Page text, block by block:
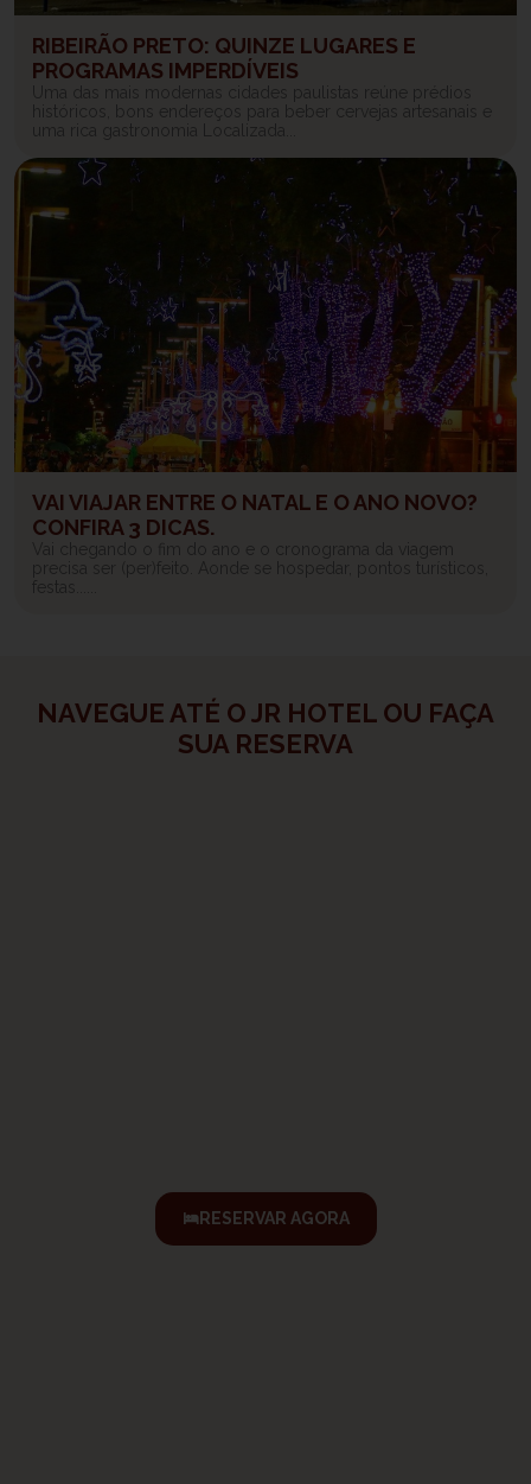
RIBEIRÃO PRETO: QUINZE LUGARES E
PROGRAMAS IMPERDÍVEIS
Uma das mais modernas cidades paulistas reúne prédios
históricos, bons endereços para beber cervejas artesanais e
uma rica gastronomia Localizada...
VAI VIAJAR ENTRE O NATAL E O ANO NOVO?
CONFIRA 3 DICAS.
Vai chegando o fim do ano e o cronograma da viagem
precisa ser (per)feito. Aonde se hospedar, pontos turísticos,
festas......
NAVEGUE ATÉ O JR HOTEL OU FAÇA
SUA RESERVA
RESERVAR AGORA